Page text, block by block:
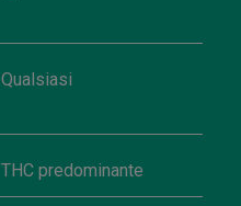
Qualsiasi
THC predominante